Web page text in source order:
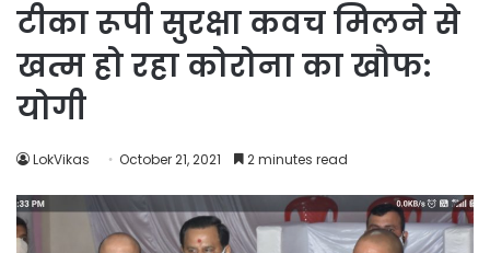
टीका रूपी सुरक्षा कवच मिलने से
खत्म हो रहा कोरोना का खौफ:
योगी
LokVikas October 21, 2021 2 minutes read